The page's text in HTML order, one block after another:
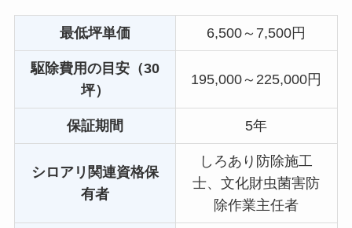
最低坪単価 6,500～7,500円
駆除費用の目安（30
坪）
195,000～225,000円
保証期間 5年
シロアリ関連資格保
有者
しろあり防除施工
士、文化財虫菌害防
除作業主任者